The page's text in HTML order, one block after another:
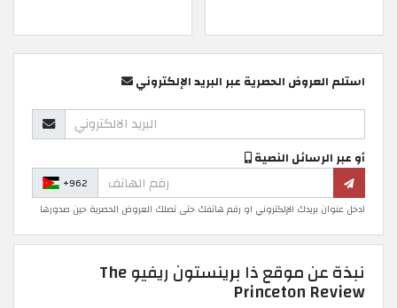
استلم العروض الحصرية عبر البريد الإلكتروني
أو عبر الرسائل النصية
+962
ادخل عنوان بريدك الإلكتروني او رقم هاتفك حتى تصلك العروض الحصرية حين صدورها
نبذة عن موقع ذا برينستون ريفيو The
Princeton Review